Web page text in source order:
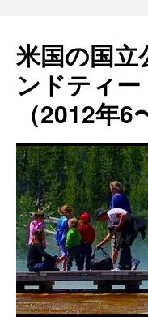
テ
ン
ツ
へ
プ
米国の国
ンドティ
（2012年6